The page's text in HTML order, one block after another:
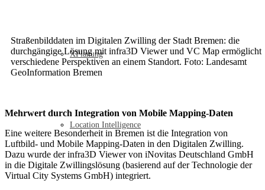
XPlanung
Location Intelligence
Straßenbilddaten im Digitalen Zwilling der Stadt Bremen: die
durchgängige Lösung mit infra3D Viewer und VC Map ermöglicht
verschiedene Perspektiven an einem Standort. Foto: Landesamt
GeoInformation Bremen
Mehrwert durch Integration von Mobile Mapping-Daten
Eine weitere Besonderheit in Bremen ist die Integration von
Luftbild- und Mobile Mapping-Daten in den Digitalen Zwilling.
Dazu wurde der infra3D Viewer von iNovitas Deutschland GmbH
in die Digitale Zwillingslösung (basierend auf der Technologie der
Virtual City Systems GmbH) integriert.